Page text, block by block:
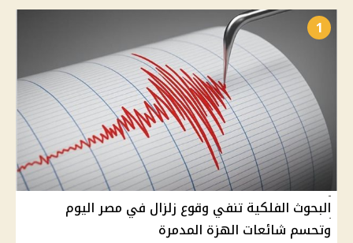
1
البحوث الفلكية تنفي وقوع زلزال في مصر اليوم
وتحسم شائعات الهزة المدمرة